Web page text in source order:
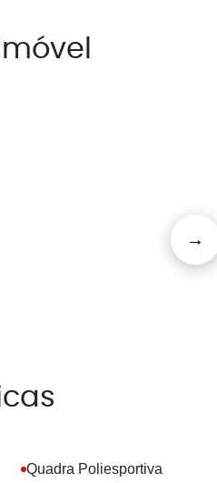
Quadra Poliesportiva